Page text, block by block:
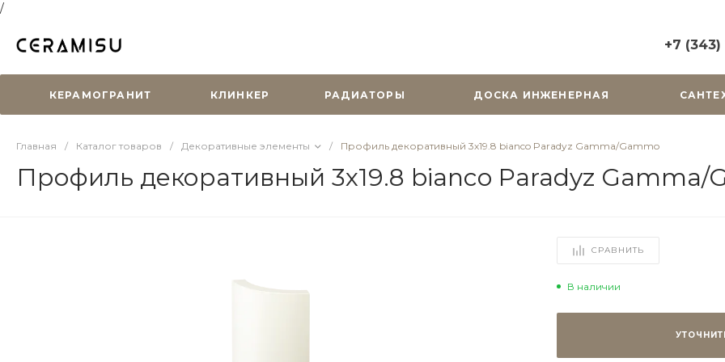
/
+7
г.
Горького,
+7 (343)
КЕРАМОГРАНИТ КЛИНКЕР РАДИАТОРЫ ДОСКА ИНЖЕНЕРНАЯ
Главная / Каталог товаров / Декоративные элементы / Профиль декоративный 3х19.8 bianco Paradyz Gamma/Gammo
Профиль декоративный 3х19.8 bianco Paradyz Gamma/
СРАВНИТЬ
В наличии